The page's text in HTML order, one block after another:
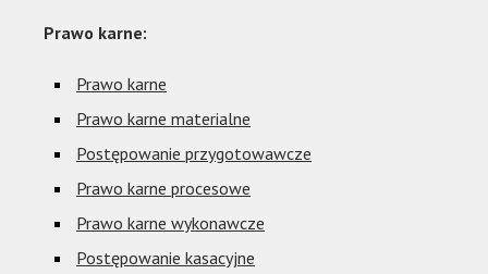
Prawo karne:
Prawo karne
Prawo karne materialne
Postępowanie przygotowawcze
Prawo karne procesowe
Prawo karne wykonawcze
Postępowanie kasacyjne